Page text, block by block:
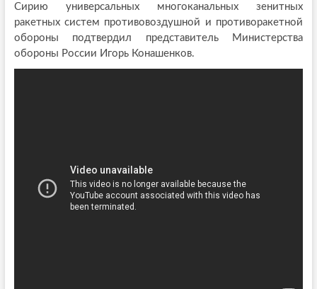
Сирию универсальных многоканальных зенитных
ракетных систем противовоздушной и противоракетной
обороны подтвердил представитель Министерства
обороны России Игорь Конашенков.